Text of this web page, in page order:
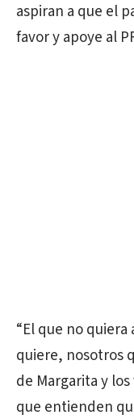
aspiran a que el
favor y apoye al
“El que no
quiere, nosotros
de Margarita y
que entienden